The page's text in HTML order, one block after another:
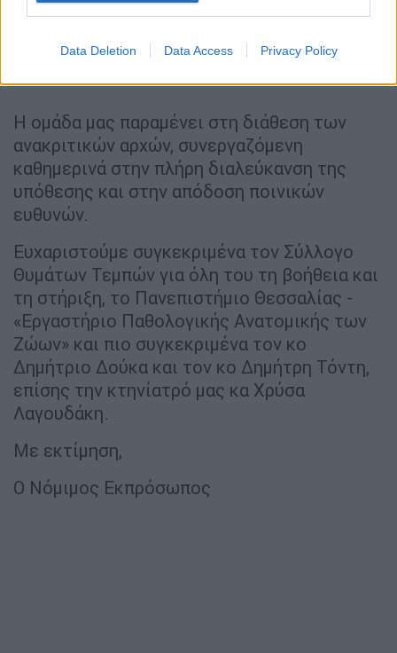
Data Deletion Data Access Privacy Policy
Η ομάδα μας παραμένει στη διάθεση των
ανακριτικών αρχών, συνεργαζόμενη
καθημερινά στην πλήρη διαλεύκανση της
υπόθεσης και στην απόδοση ποινικών
ευθυνών.
Ευχαριστούμε συγκεκριμένα τον Σύλλογο
Θυμάτων Τεμπών για όλη του τη βοήθεια και
τη στήριξη, το Πανεπιστήμιο Θεσσαλίας -
«Εργαστήριο Παθολογικής Ανατομικής των
Ζώων» και πιο συγκεκριμένα τον κο
Δημήτριο Δούκα και τον κο Δημήτρη Τόντη,
επίσης την κτηνίατρό μας κα Χρύσα
Λαγουδάκη.
Με εκτίμηση,
Ο Νόμιμος Εκπρόσωπος